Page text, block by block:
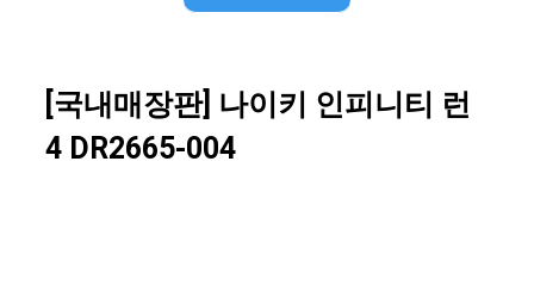
[국내매장판] 나이키 인피니티 런
4 DR2665-004